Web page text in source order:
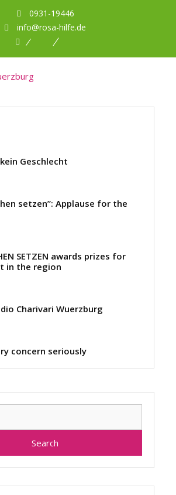
0931-19446
info@rosa-hilfe.de
Facebook
Romeo
Geschlecht
setzen”: Applause for the
SETZEN awards prizes for
in the region
Charivari Wuerzburg
concern seriously